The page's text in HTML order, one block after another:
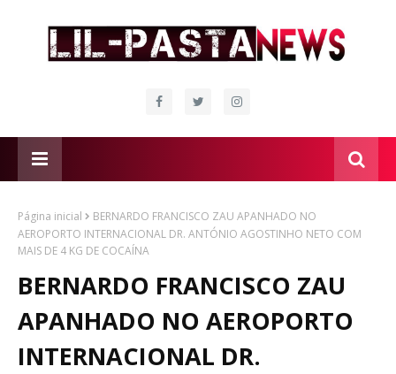
Página inicial
BERNARDO FRANCISCO ZAU APANHADO NO
AEROPORTO INTERNACIONAL DR. ANTÓNIO AGOSTINHO NETO COM
MAIS DE 4 KG DE COCAÍNA
BERNARDO FRANCISCO ZAU
APANHADO NO AEROPORTO
INTERNACIONAL DR.